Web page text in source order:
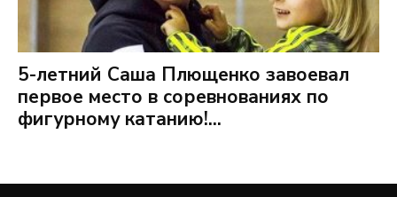
5-летний Саша Плющенко завоевал
первое место в соревнованиях по
фигурному катанию!...